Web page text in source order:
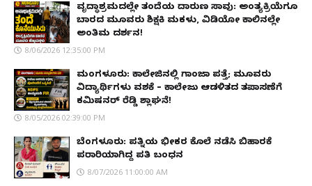
ವೃದ್ಧಾಶ್ರಮದಲ್ಲೇ ತಂದೆಯ ದಾರುಣ ಸಾವು: ಅಂತ್ಯಕ್ರಿಯೆಗೂ
ಬಾರದ ಮೂವರು ಶಿಕ್ಷಕಿ ಮಕಳು, ವಿಡಿಯೋ ಕಾಲಿನಲ್ಲೇ
ಅಂತಿಮ ದರ್ಶನ!
8/06/2026 12:35:00 PM
ಮಂಗಳೂರು: ಕಾಲೇಜಿನಲ್ಲಿ ಗಾಂಜಾ ಪತ್ತೆ; ಮೂವರು
ವಿದ್ಯಾರ್ಥಿಗಳು ವಶಕ್ಕೆ – ಕಾಲೇಜು ಆಡಳಿತದ ತಪಾಸಣೆಗೆ
ಕಮಿಷನರ್ ರೆಡ್ಡಿ ಶ್ಲಾಘನೆ!
8/05/2026 02:39:00 PM
ಬೆಂಗಳೂರು: ಪತ್ನಿಯ ಭೀಕರ ಕೊಲೆ ನಡೆಸಿ ಬಿಹಾರಕ್ಕೆ
ಪರಾರಿಯಾಗಿದ್ದ ಪತಿ ಬಂಧನ
8/07/2026 11:00:00 AM